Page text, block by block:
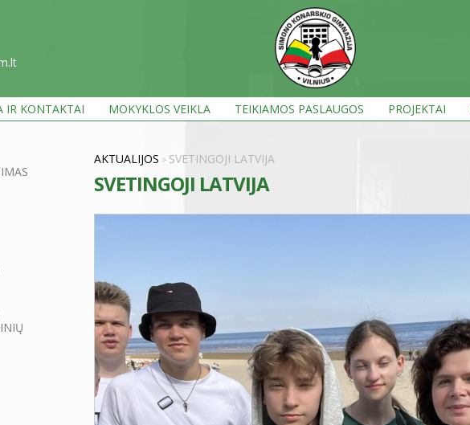
IR KONTAKTAI MOKYKLOS VEIKLA TEIKIAMOS PASLAUGOS PROJEKTAI
AKTUALIJOS > SVETINGOJI LATVIJA
SVETINGOJI LATVIJA